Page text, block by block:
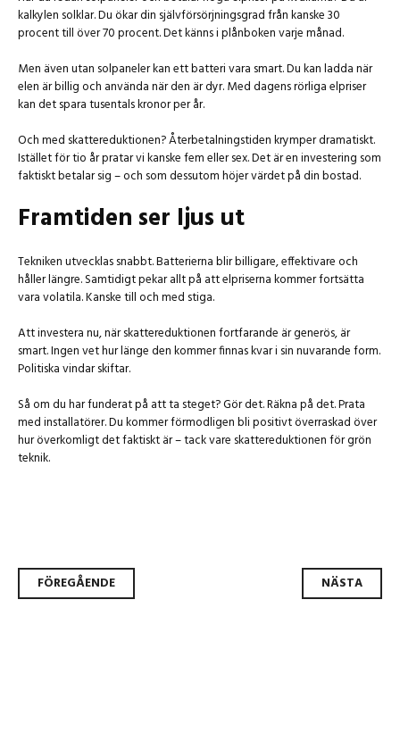
kalkylen solklar. Du ökar din självförsörjningsgrad från kanske 30
procent till över 70 procent. Det känns i plånboken varje månad.
Men även utan solpaneler kan ett batteri vara smart. Du kan ladda när
elen är billig och använda när den är dyr. Med dagens rörliga elpriser
kan det spara tusentals kronor per år.
Och med skattereduktionen? Återbetalningstiden krymper dramatiskt.
Istället för tio år pratar vi kanske fem eller sex. Det är en investering som
faktiskt betalar sig – och som dessutom höjer värdet på din bostad.
Framtiden ser ljus ut
Tekniken utvecklas snabbt. Batterierna blir billigare, effektivare och
håller längre. Samtidigt pekar allt på att elpriserna kommer fortsätta
vara volatila. Kanske till och med stiga.
Att investera nu, när skattereduktionen fortfarande är generös, är
smart. Ingen vet hur länge den kommer finnas kvar i sin nuvarande form.
Politiska vindar skiftar.
Så om du har funderat på att ta steget? Gör det. Räkna på det. Prata
med installatörer. Du kommer förmodligen bli positivt överraskad över
hur överkomligt det faktiskt är – tack vare skattereduktionen för grön
teknik.
Inläggsnavigering
FÖREGÅENDE NÄSTA